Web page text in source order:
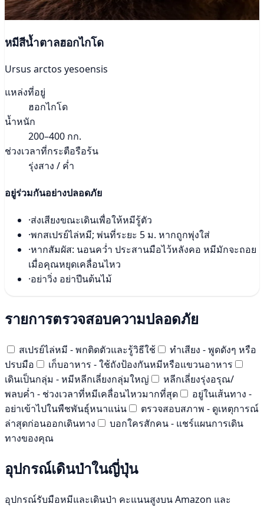
หมีสีน้ำตาลฮอกไกโด
Ursus arctos yesoensis
แหล่งที่อยู่
ฮอกไกโด
น้ำหนัก
200–400 กก.
ช่วงเวลาที่กระตือรือร้น
รุ่งสาง / ค่ำ
อยู่ร่วมกันอย่างปลอดภัย
·ส่งเสียงขณะเดินเพื่อให้หมีรู้ตัว
·พกสเปรย์ไล่หมี; พ่นที่ระยะ 5 ม. หากถูกพุ่งใส่
·หากสัมผัส: นอนคว่ำ ประสานมือไว้หลังคอ หมีมักจะถอย
เมื่อคุณหยุดเคลื่อนไหว
·อย่าวิ่ง อย่าปีนต้นไม้
รายการตรวจสอบความปลอดภัย
สเปรย์ไล่หมี - พกติดตัวและรู้วิธีใช้
ทำเสียง - พูดดังๆ หรือ
ปรบมือ
เก็บอาหาร - ใช้ถังป้องกันหมีหรือแขวนอาหาร
เดินเป็นกลุ่ม - หมีหลีกเลี่ยงกลุ่มใหญ่
หลีกเลี่ยงรุ่งอรุณ/
พลบค่ำ - ช่วงเวลาที่หมีเคลื่อนไหวมากที่สุด
อยู่ในเส้นทาง -
อย่าเข้าไปในพืชพันธุ์หนาแน่น
ตรวจสอบสภาพ - ดูเหตุการณ์
ล่าสุดก่อนออกเดินทาง
บอกใครสักคน - แชร์แผนการเดิน
ทางของคุณ
อุปกรณ์เดินป่าในญี่ปุ่น
อุปกรณ์รับมือหมีและเดินป่า คะแนนสูงบน Amazon และ